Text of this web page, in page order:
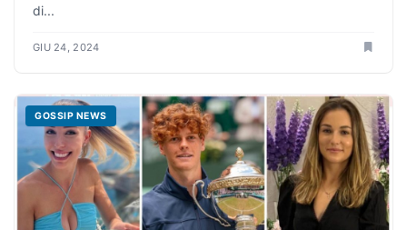
di...
GIU 24, 2024
GOSSIP NEWS